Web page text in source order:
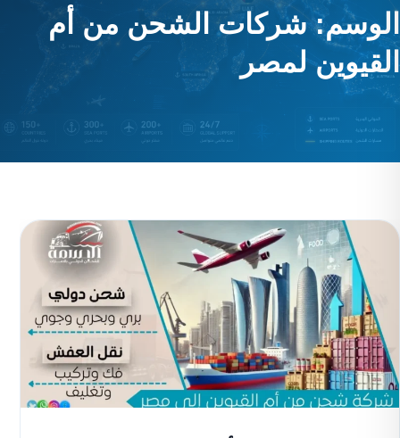
الوسم:شركات الشحن من أم
القيوين لمصر